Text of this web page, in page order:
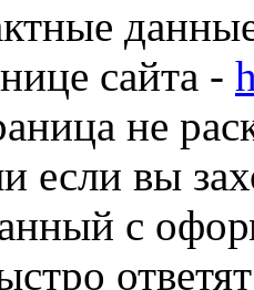
сайта -
не
если вы
с